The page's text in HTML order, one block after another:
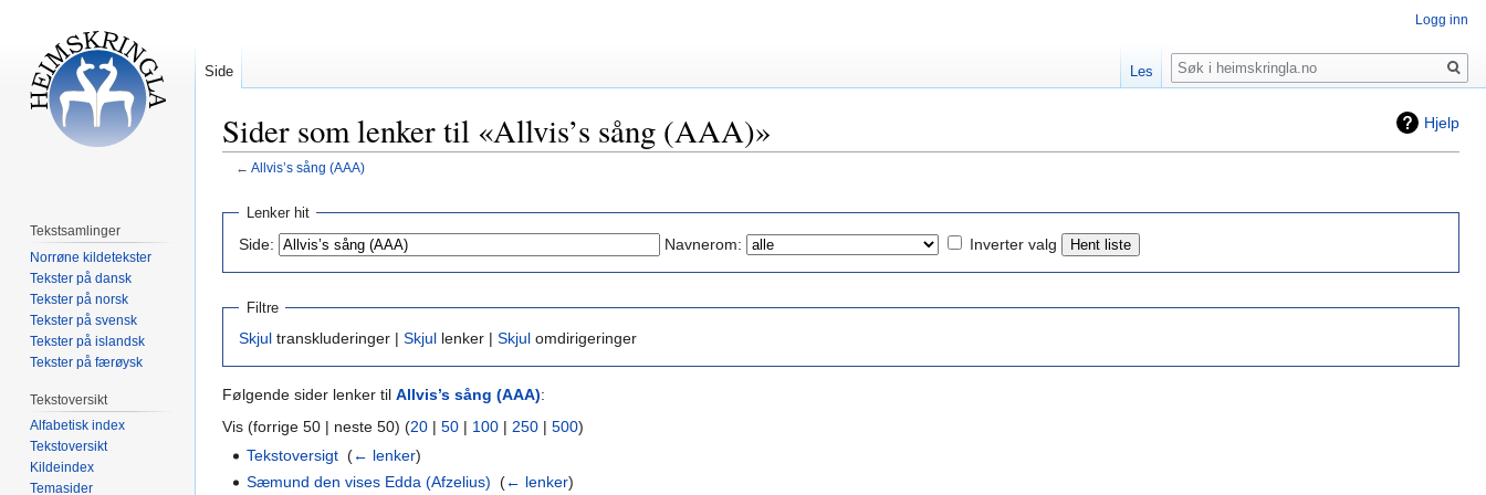
Hjelp
Sider som lenker til «Allvis’s sång (AAA)»
← Allvis’s sång (AAA)
Hopp
navigering
Hopp
søk
Lenker hit
Side: Navnerom: Inverter valg
Filtre
Skjul transkluderinger | Skjul lenker | Skjul omdirigeringer
Følgende sider lenker til Allvis’s sång (AAA):
Vis (forrige 50 | neste 50) (20 | 50 | 100 | 250 | 500)
Tekstoversigt ‎(← lenker)
Sæmund den vises Edda (Afzelius) ‎(← lenker)
Logg inn
Side Les
Søk
Tekstsamlinger
Norrøne kildetekster
Tekster på dansk
Tekster på norsk
Tekster på svensk
Tekster på islandsk
Tekster på færøysk
Tekstoversikt
Alfabetisk index
Tekstoversikt
Kildeindex
Temasider